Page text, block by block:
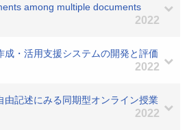
among multiple documents
2022
成・活用支援システムの開発と評価
2022
由記述にみる同期型オンライン授業
2022